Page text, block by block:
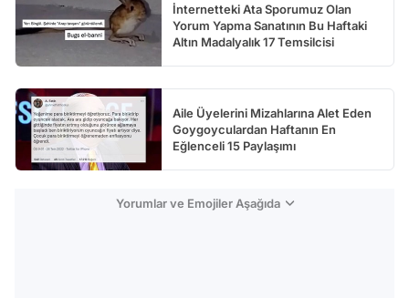
İnternetteki Ata Sporumuz Olan
Yorum Yapma Sanatının Bu Haftaki
Altın Madalyalık 17 Temsilcisi
Aile Üyelerini Mizahlarına Alet Eden
Goygoyculardan Haftanın En
Eğlenceli 15 Paylaşımı
Yorumlar ve Emojiler Aşağıda